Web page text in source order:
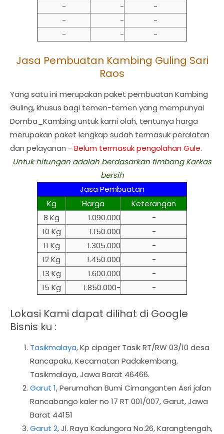
-
-
-
-
-
-
-
- -
Jasa Pembuatan Kambing Guling Sari
Raos
Yang satu ini merupakan paket pembuatan Kambing
Guling, khusus bagi temen-temen yang mempunyai
Domba_Kambing untuk kami olah, tentunya harga
merupakan paket lengkap sudah termasuk peralatan
dan pelayanan - Belum termasuk pengolahan Gule.
Untuk hitungan adalah berdasarkan timbang Karkas
bersih
Jasa Pembuatan
Kg
Harga
Keterangan
8 Kg
1.090.000
-
10 Kg
1.150.000
-
11 Kg
1.305.000
-
12 Kg
1.450.000
-
13 Kg
1.600.000
-
15 Kg
1.850.000- -
Lokasi Kami dapat dilihat di Google
Bisnis ku :
Tasikmalaya,Kp cipager Tasik RT/RW 03/10 desa
Rancapaku, Kecamatan Padakembang,
Tasikmalaya, Jawa Barat 46466.
Garut 1, Perumahan Bumi Cimanganten Asri jalan
Rancabango kaler no 17 RT 001/007, Garut, Jawa
Barat 44151
Garut 2, Jl. Raya Kadungora No.26, Karangtengah,